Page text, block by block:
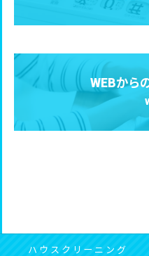
WEBから
ハウスクリーニング